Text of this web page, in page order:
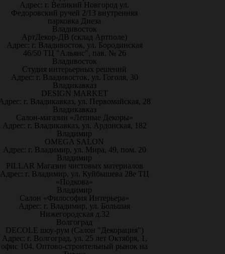
Адрес: г. Великий Новгород ул.
Федоровский ручей 2/13 внутренняя
парковка Диеза
Владивосток
АртДекор-ДВ (склад Артполе)
Адрес: г. Владивосток, ул. Бородинская
46/50 ТЦ "Альянс", пав. № 26
Владивосток
Студия интерьерных решений
Адрес: г. Владивосток, ул. Гоголя, 30
Владикавказ
DESIGN MARKET
г. Владикавказ, ул. Первомайская, 28
Владикавказ
Салон-магазин «Лепные Декоры»
Адрес: г. Владикавказ, ул. Ардонская, 182
Владимир
OMEGA SALON
Адрес: г. Владимир, ул. Мира, 49, пом. 20
Владимир
PILLAR Магазин чистовых материалов
Адрес: г. Владимир, ул. Куйбышева 28е ТЦ
«Подкова»
Владимир
Салон «Философия Интерьера»
Адрес: г. Владимир, ул. Большая
Нижегородская д.32
Волгоград
DECOLE шоу-рум (Салон "Декорация")
Адрес: г. Волгоград, ул. 25 лет Октября, 1,
офис 104. Оптово-строительный рынок на